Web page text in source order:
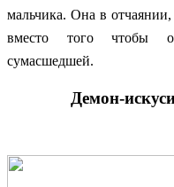
мальчика. Она в
вместо того чтобы
сумасшедшей.
Демон-